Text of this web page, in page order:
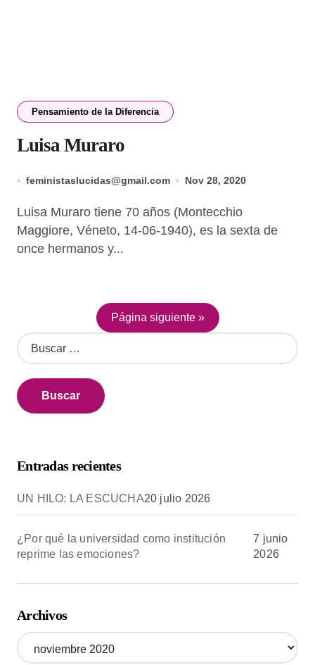
Pensamiento de la Diferencia
Luisa Muraro
feministaslucidas@gmail.com Nov 28, 2020
Luisa Muraro tiene 70 años (Montecchio
Maggiore, Véneto, 14-06-1940), es la sexta de
once hermanos y...
Página siguiente »
B
u
c
a
Entradas recientes
UN HILO: LA ESCUCHA20 julio 2026
¿Por qué la universidad como institución
reprime las emociones?
7 junio
2026
Archivos
A
r